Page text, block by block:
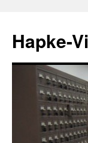
springen
Hapke-